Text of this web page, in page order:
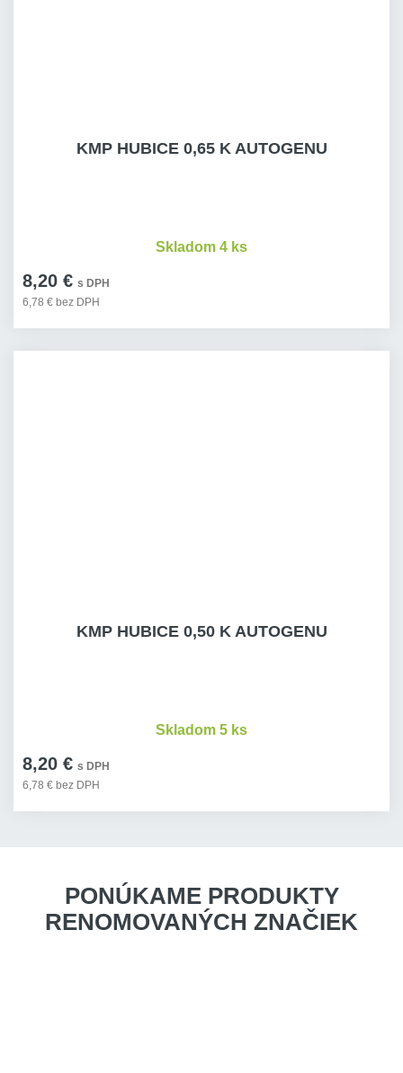
KMP HUBICE 0,65 K AUTOGENU
8,20 € s DPH
6,78 € bez DPH
Skladom 4 ks
KMP HUBICE 0,50 K AUTOGENU
8,20 € s DPH
6,78 € bez DPH
Skladom 5 ks
PONÚKAME PRODUKTY
RENOMOVANÝCH ZNAČIEK